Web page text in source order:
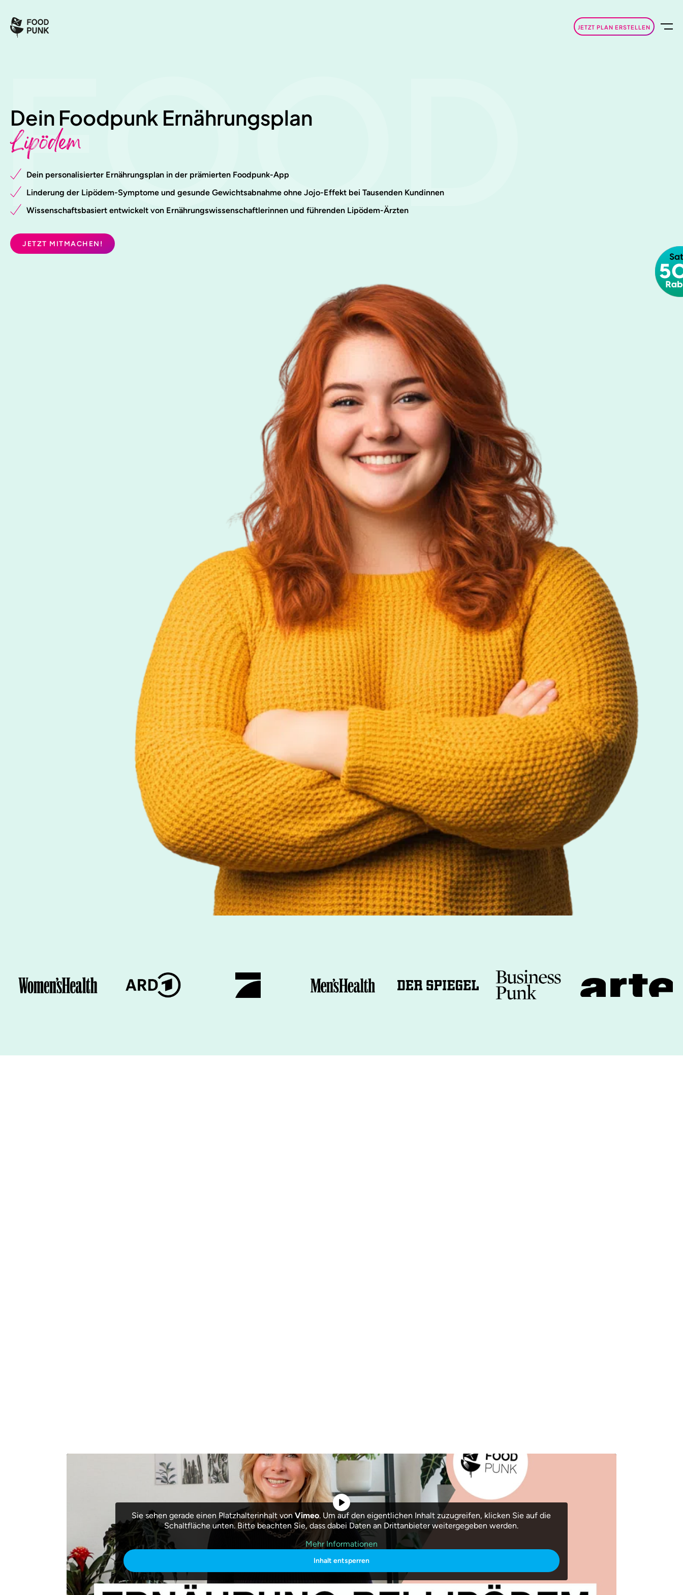
JETZT PLAN ERSTELLEN
FOOD
Dein Foodpunk Ernährungsplan
Lipödem
Dein personalisierter Ernährungsplan in der prämierten Foodpunk-App
Linderung der Lipödem-Symptome und gesunde Gewichtsabnahme ohne Jojo-Effekt bei Tausenden Kundinnen
Wissenschaftsbasiert entwickelt von Ernährungswissenschaftlerinnen und führenden Lipödem-Ärzten
JETZT MITMACHEN!
Sie sehen gerade einen Platzhalterinhalt vonVimeo. Um auf den eigentlichen Inhalt zuzugreifen, klicken Sie auf die
Schaltfläche unten. Bitte beachten Sie, dass dabei Daten an Drittanbieter weitergegeben werden.
Mehr Informationen
Inhalt entsperren